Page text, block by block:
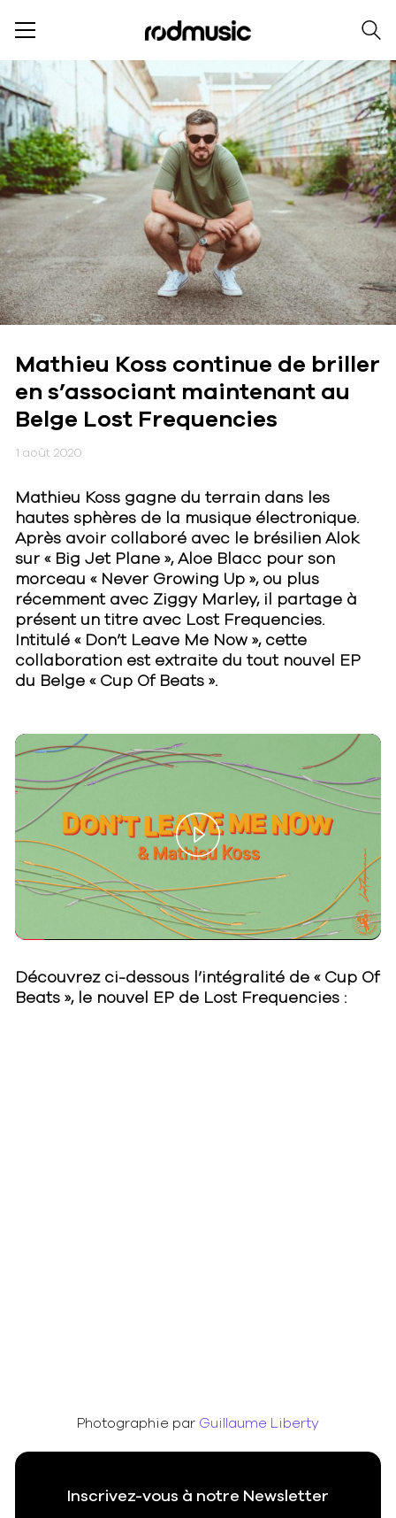
Mathieu Koss continue de briller
en s’associant maintenant au
Belge Lost Frequencies
1 août 2020
Mathieu Koss gagne du terrain dans les
hautes sphères de la musique électronique.
Après avoir collaboré avec le brésilien Alok
sur « Big Jet Plane », Aloe Blacc pour son
morceau « Never Growing Up », ou plus
récemment avec Ziggy Marley, il partage à
présent un titre avec Lost Frequencies.
Intitulé « Don’t Leave Me Now », cette
collaboration est extraite du tout nouvel EP
du Belge « Cup Of Beats ».
Play
Video
Découvrez ci-dessous l’intégralité de « Cup Of
Beats », le nouvel EP de Lost Frequencies :
Photographie par Guillaume Liberty
Inscrivez-vous à notre Newsletter